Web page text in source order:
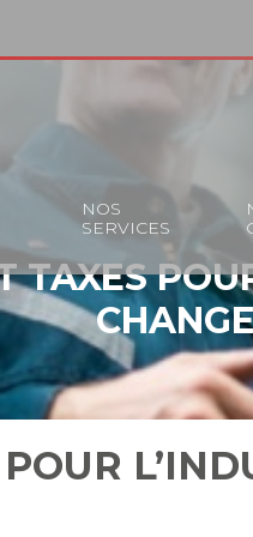
NOS
SERVICES
TAXES